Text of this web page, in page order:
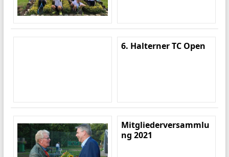
6. Halterner TC Open
Mitgliederversammlu
ng 2021